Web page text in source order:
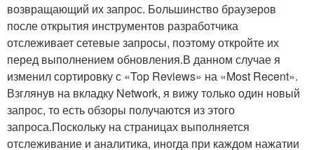
возвращающий их запрос. Большинство браузеров
после открытия инструментов разработчика
отслеживает сетевые запросы, поэтому откройте их
перед выполнением обновления.В данном случае я
изменил сортировку с «Top Reviews» на «Most Recent».
Взглянув на вкладку Network, я вижу только один новый
запрос, то есть обзоры получаются из этого
запроса.Поскольку на страницах выполняется
отслеживание и аналитика, иногда при каждом нажатии